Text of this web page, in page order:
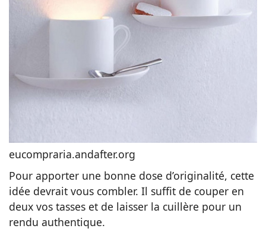
eucompraria.andafter.org
Pour apporter une bonne dose d’originalité, cette
idée devrait vous combler. Il suffit de couper en
deux vos tasses et de laisser la cuillère pour un
rendu authentique.